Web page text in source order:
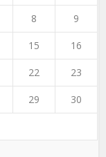
8 9
15 16
22 23
29 30